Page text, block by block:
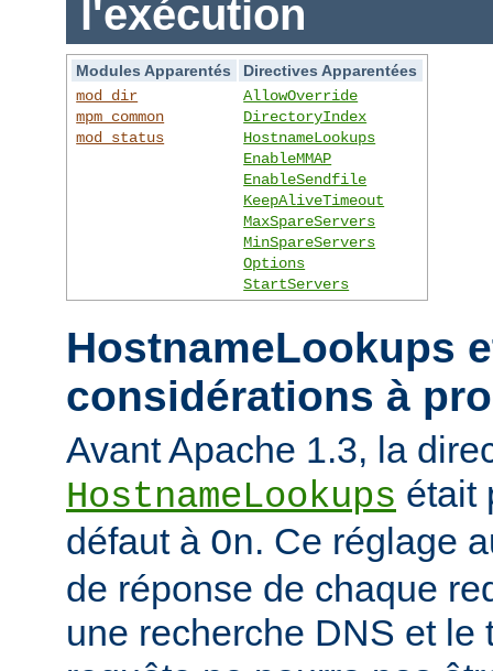
l'exécution
Modules Apparentés
Directives Apparentées
mod_dir
mpm_common
mod_status
AllowOverride
DirectoryIndex
HostnameLookups
EnableMMAP
EnableSendfile
KeepAliveTimeout
MaxSpareServers
MinSpareServers
Options
StartServers
HostnameLookups
considérations à
Avant Apache 1.3, la
HostnameLookups était
défaut à On. Ce réglage
de réponse de chaque
une recherche DNS et le